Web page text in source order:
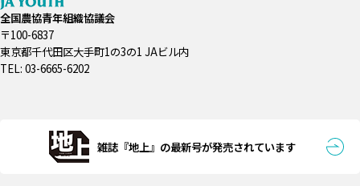
全国農協青年組織協議会
〒100-6837
東京都千代田区大手町1の3の1 JAビル内
TEL: 03-6665-6202
雑誌『地上』の最新号が発売されています